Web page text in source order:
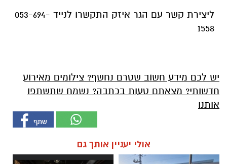
ליצירת קשר עם הגר איזק התקשרו לנייד 053-694-
1558
יש לכם מידע חשוב שטרם נחשף? צילומים מאירוע
חדשותי? מצאתם טעות בכתבה? נשמח שתשתפו
אותנו
אולי יעניין אותך גם